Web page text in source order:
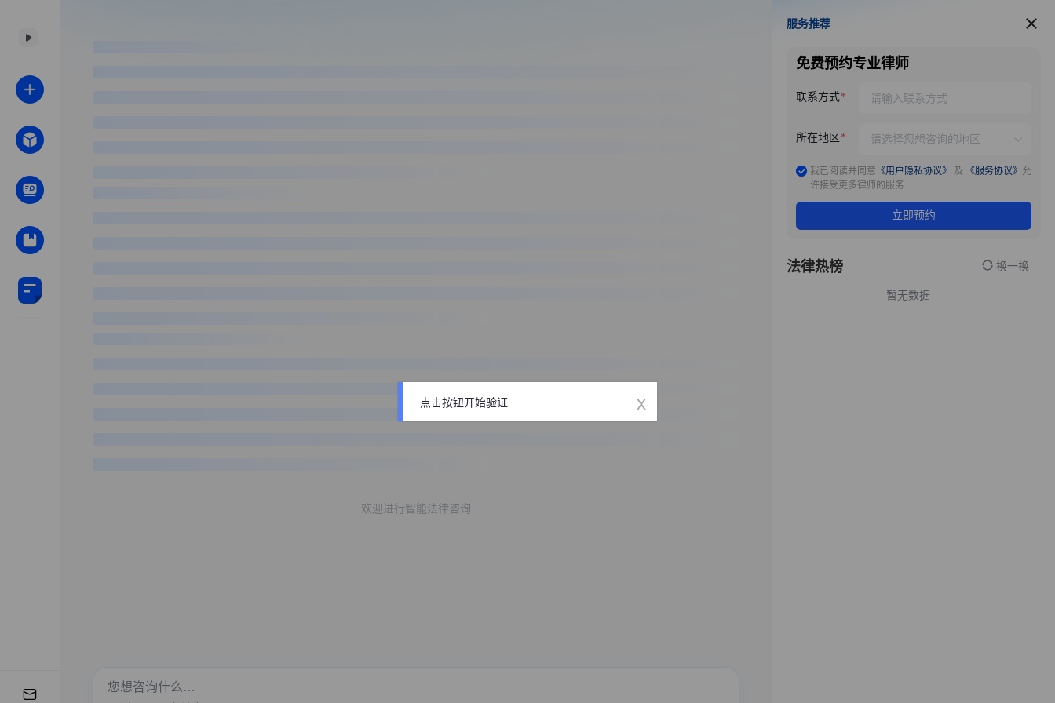
欢迎进行智能法律咨询
服务推荐
服务推荐
免费预约专业律师
联系方式
所在地区
我已阅读并同意 《用户隐私协议》 及 《服务协议》 允
许接受更多律师的服务
立即预约
法律热榜 换一换
暂无数据
点击按钮开始验证 x